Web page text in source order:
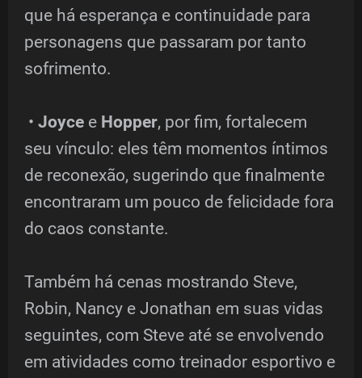
que há esperança e continuidade para
personagens que passaram por tanto
sofrimento.
• Joyce e Hopper, por fim, fortalecem
seu vínculo: eles têm momentos íntimos
de reconexão, sugerindo que finalmente
encontraram um pouco de felicidade fora
do caos constante.
Também há cenas mostrando Steve,
Robin, Nancy e Jonathan em suas vidas
seguintes, com Steve até se envolvendo
em atividades como treinador esportivo e